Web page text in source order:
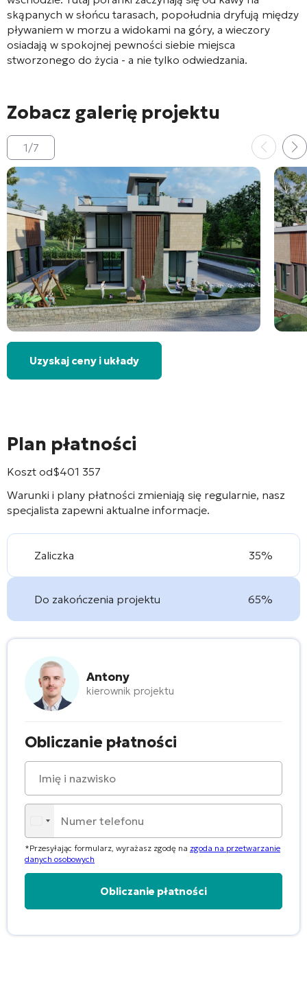
skąpanych w słońcu tarasach, popołudnia dryfują między
pływaniem w morzu a widokami na góry, a wieczory
osiadają w spokojnej pewności siebie miejsca
stworzonego do życia - a nie tylko odwiedzania.
Zobacz galerię projektu
1/7
Uzyskaj ceny i układy
Plan płatności
Koszt od$401 357
Warunki i plany płatności zmieniają się regularnie, nasz
specjalista zapewni aktualne informacje.
Zaliczka 35%
Do zakończenia projektu 65%
Antony
kierownik projektu
Obliczanie płatności
*Przesyłając formularz, wyrażasz zgodę na zgoda na przetwarzanie
danych osobowych